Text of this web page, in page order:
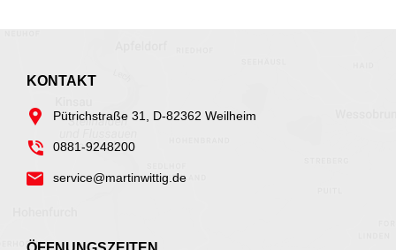
KONTAKT
Pütrichstraße 31, D-82362 Weilheim
0881-9248200
service@martinwittig.de